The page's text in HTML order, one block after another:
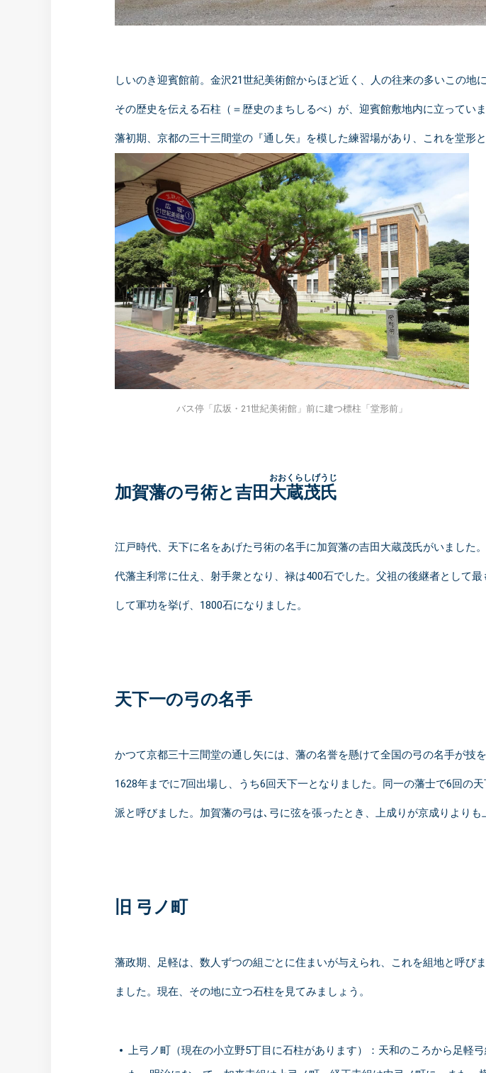
しいのき迎賓館前。金沢21世紀美術館からほど近く、人の往来の多いこの地
その歴史を伝える石柱（＝歴史のまちしるべ）が、迎賓館敷地内に立って
藩初期、京都の三十三間堂の『通し矢』を模した練習場があり、これを堂形
バス停「広坂・21世紀美術館」前に建つ標柱「堂形前」
加賀藩の弓術と吉田 大蔵茂氏
おおくらしげうじ
江戸時代、天下に名をあげた弓術の名手に加賀藩の吉田大蔵茂氏がいました
代藩主利常に仕え、射手衆となり、禄は400石でした。父祖の後継者として
して軍功を挙げ、1800石になりました。
天下一の弓の名手
かつて京都三十三間堂の通し矢には、藩の名誉を懸けて全国の弓の名手が技
1628年までに7回出場し、うち6回天下一となりました。同一の藩士で6回の
派と呼びました。加賀藩の弓は､弓に弦を張ったとき、上成りが京成りより
旧 弓ノ町
藩政期、足軽は、数人ずつの組ごとに住まいが与えられ、これを組地と呼び
ました。現在、その地に立つ石柱を見てみましょう。
上弓ノ町（現在の小立野5丁目に石柱があります）：天和のころから足軽